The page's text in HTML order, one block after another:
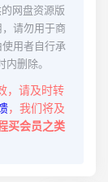
网盘资源版
请勿用于商
用者自行承
删除。
，请及时转
，我们将及
买会员之类